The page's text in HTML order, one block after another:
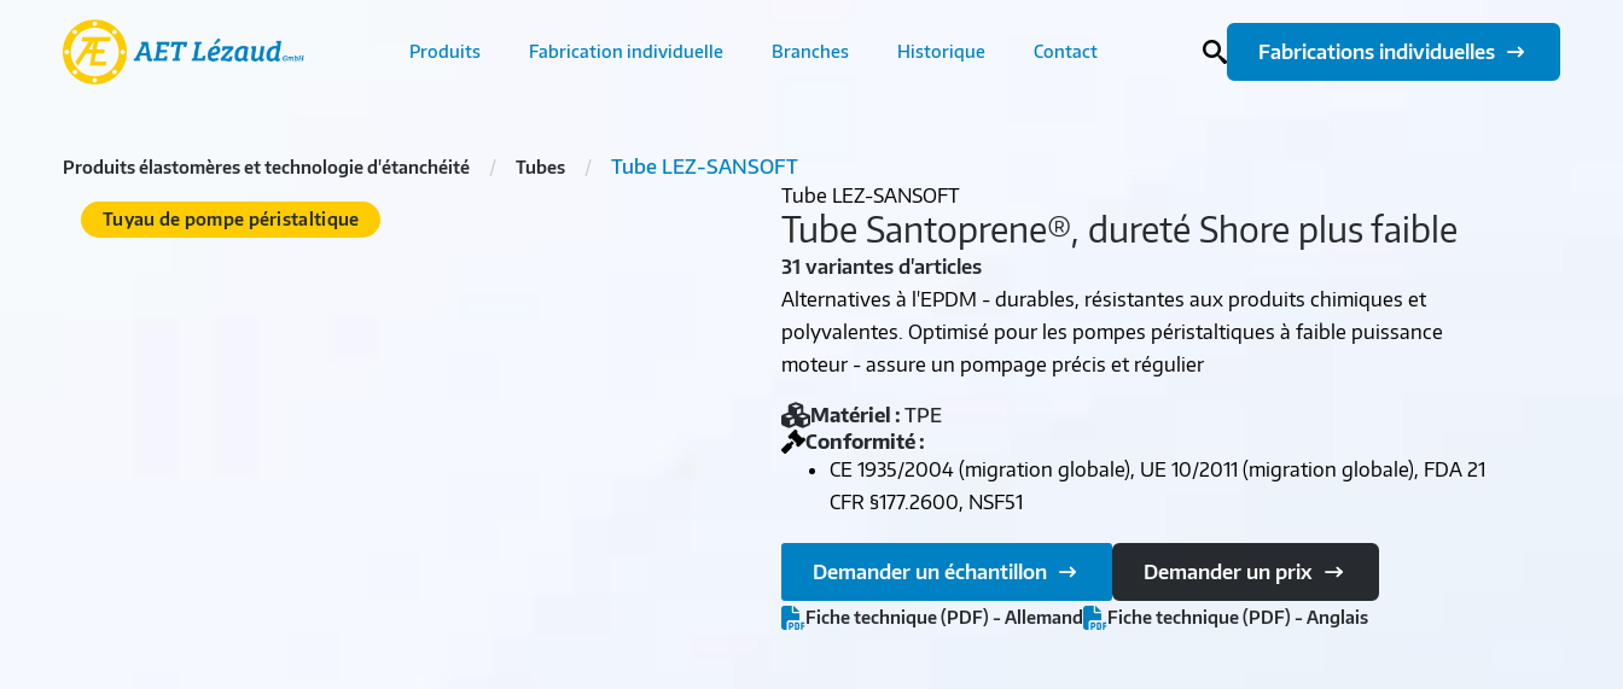
Produits Fabrication individuelle Branches Historique Contact Fabrications individuelles
Produits élastomères et technologie d'étanchéité Tubes Tube LEZ-SANSOFT
Tuyau de pompe péristaltique
Tube LEZ-SANSOFT
Tube Santoprene®, dureté Shore plus faible
31 variantes d'articles
Alternatives à l'EPDM - durables, résistantes aux produits chimiques et
polyvalentes. Optimisé pour les pompes péristaltiques à faible puissance
moteur - assure un pompage précis et régulier
Matériel : TPE
Conformité :
CE 1935/2004 (migration globale), UE 10/2011 (migration globale), FDA 21
CFR §177.2600, NSF51
Demander un échantillon Demander un prix
Fiche technique (PDF) - Allemand Fiche technique (PDF) - Anglais